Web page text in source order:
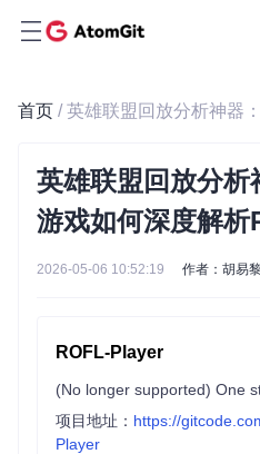
首页
英雄联盟回放分析
游戏如何深度解
2026-05-06 10:52:19 作者：胡易
ROFL-Player
项目地址： https://
Player